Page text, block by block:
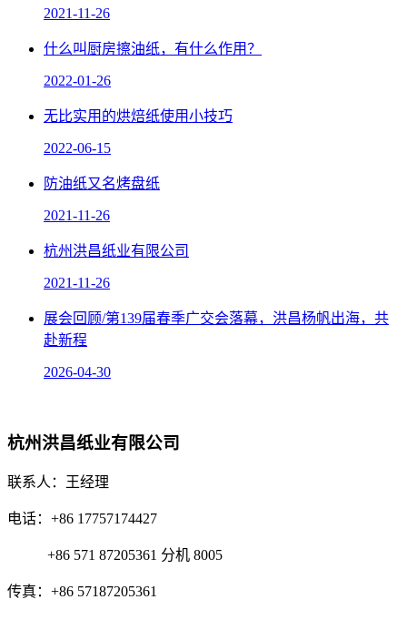
2021-11-26
什么叫厨房擦油纸，有什么作用？
2022-01-26
无比实用的烘焙纸使用小技巧
2022-06-15
防油纸又名烤盘纸
2021-11-26
杭州洪昌纸业有限公司
2021-11-26
展会回顾/第139届春季广交会落幕，洪昌杨帆出海，共
赴新程
2026-04-30
杭州洪昌纸业有限公司
联系人：王经理
电话：+86 17757174427
+86 571 87205361 分机 8005
传真：+86 57187205361